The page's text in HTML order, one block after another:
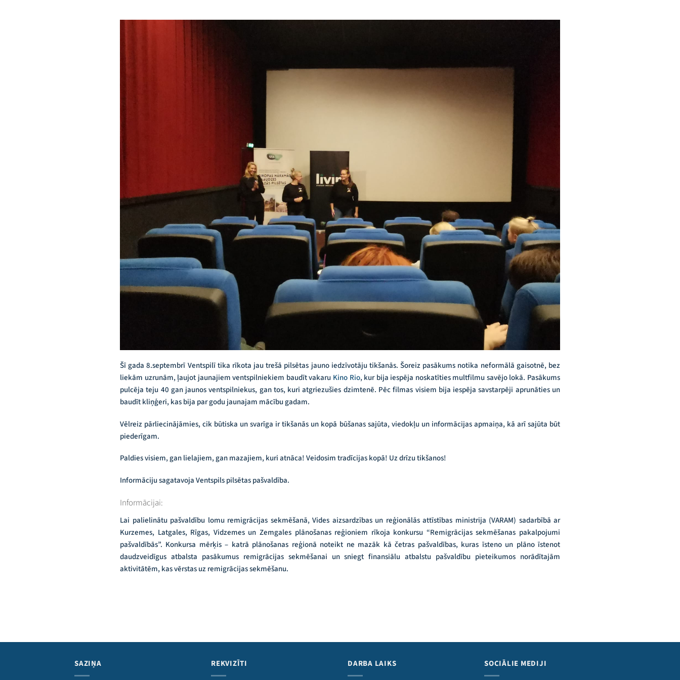
Šī gada 8.septembrī Ventspilī tika rīkota jau trešā pilsētas jauno iedzīvotāju tikšanās. Šoreiz pasākums notika neformālā gaisotnē, bez
liekām uzrunām, ļaujot jaunajiem ventspilniekiem baudīt vakaru Kino Rio, kur bija iespēja noskatīties multfilmu savējo lokā. Pasākums
pulcēja teju 40 gan jaunos ventspilniekus, gan tos, kuri atgriezušies dzimtenē. Pēc filmas visiem bija iespēja savstarpēji aprunāties un
baudīt kliņģeri, kas bija par godu jaunajam mācību gadam.
Vēlreiz pārliecinājāmies, cik būtiska un svarīga ir tikšanās un kopā būšanas sajūta, viedokļu un informācijas apmaiņa, kā arī sajūta būt
piederīgam.
Paldies visiem, gan lielajiem, gan mazajiem, kuri atnāca! Veidosim tradīcijas kopā! Uz drīzu tikšanos!
Informāciju sagatavoja Ventspils pilsētas pašvaldība.
Informācijai:
Lai palielinātu pašvaldību lomu remigrācijas sekmēšanā, Vides aizsardzības un reģionālās attīstības ministrija (VARAM) sadarbībā ar
Kurzemes, Latgales, Rīgas, Vidzemes un Zemgales plānošanas reģioniem rīkoja konkursu “Remigrācijas sekmēšanas pakalpojumi
pašvaldībās”. Konkursa mērķis – katrā plānošanas reģionā noteikt ne mazāk kā četras pašvaldības, kuras īsteno un plāno īstenot
daudzveidīgus atbalsta pasākumus remigrācijas sekmēšanai un sniegt finansiālu atbalstu pašvaldību pieteikumos norādītajām
aktivitātēm, kas vērstas uz remigrācijas sekmēšanu.
SAZIŅA REKVIZĪTI DARBA LAIKS SOCIĀLIE MEDIJI